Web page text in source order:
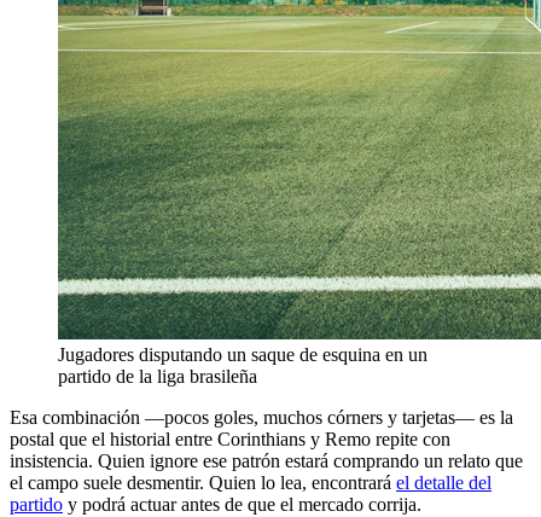
Jugadores disputando un saque de esquina en un
partido de la liga brasileña
Esa combinación —pocos goles, muchos córners y tarjetas— es la
postal que el historial entre Corinthians y Remo repite con
insistencia. Quien ignore ese patrón estará comprando un relato que
el campo suele desmentir. Quien lo lea, encontrará el detalle del
partido y podrá actuar antes de que el mercado corrija.